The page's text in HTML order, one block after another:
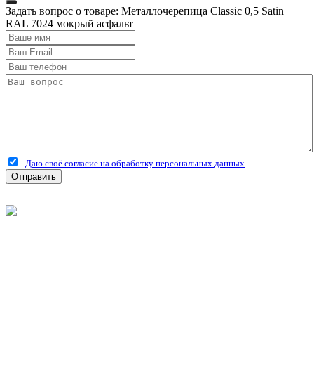
Задать вопрос о товаре: Металлочерепица Classic 0,5 Satin
RAL 7024 мокрый асфальт
Даю своё согласие на обработку персональных данных
Отправить